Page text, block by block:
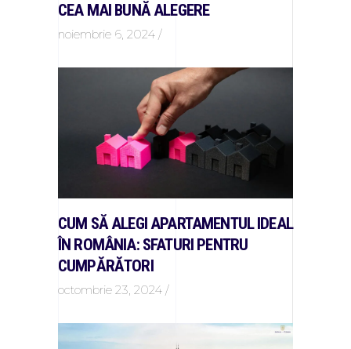
CEA MAI BUNĂ ALEGERE
noiembrie 6, 2024
CUM SĂ ALEGI APARTAMENTUL IDEAL
ÎN ROMÂNIA: SFATURI PENTRU
CUMPĂRĂTORI
octombrie 23, 2024